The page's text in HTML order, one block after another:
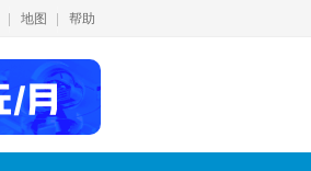
地图 帮助